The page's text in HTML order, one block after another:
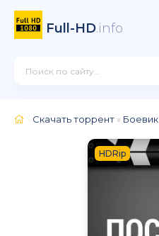
Full-HD.info
Скачать торрент » Боевик
HDRip